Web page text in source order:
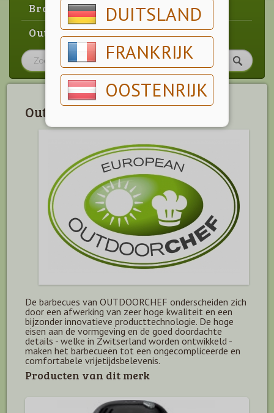
DUITSLAND
FRANKRIJK
OOSTENRIJK
Brood & gebak
Outlet
Outdoorchef
De barbecues van OUTDOORCHEF onderscheiden zich
door een afwerking van zeer hoge kwaliteit en een
bijzonder innovatieve producttechnologie. De hoge
eisen aan de vormgeving en de goed doordachte
details - welke in Zwitserland worden ontwikkeld -
maken het barbecueën tot een ongecompliceerde en
comfortabele vrijetijdsbelevenis.
Producten van dit merk